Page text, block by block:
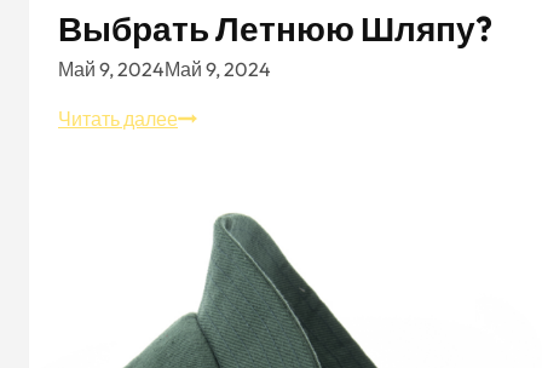
Выбрать Летнюю Шляпу?
Май 9, 2024Май 9, 2024
Читать далееЖенская
выбрать
летнюю
шляпу?